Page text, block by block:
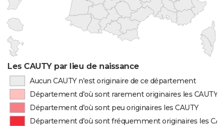
Les CAUTY par lieu de naissance
Aucun CAUTY n'est originaire de ce département
Département d'où sont rarement originaires les CAUTY
Département d'où sont peu originaires les CAUTY
Département d'où sont fréquemment originaires les